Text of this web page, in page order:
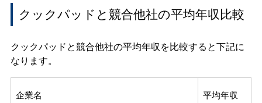
クックパッドと競合他社の平均年収比較
クックパッドと競合他社の平均年収を比較すると下記に
なります。
企業名 平均年収